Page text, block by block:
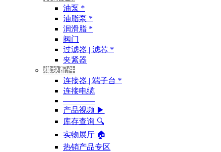
油泵 *
油脂泵 *
润滑脂 *
阀门
过滤器 | 滤芯 *
夹紧器
模块配件
连接器 | 端子台 *
连接电缆
————
产品视频 ▶
库存查询 🔍︎
实物展厅 🏠︎
热销产品专区